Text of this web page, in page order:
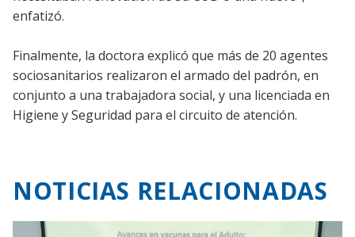
enfatizó.
Finalmente, la doctora explicó que más de 20 agentes
sociosanitarios realizaron el armado del padrón, en
conjunto a una trabajadora social, y una licenciada en
Higiene y Seguridad para el circuito de atención.
NOTICIAS RELACIONADAS